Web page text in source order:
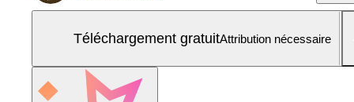
Téléchargement gratuitAttribution nécessaire